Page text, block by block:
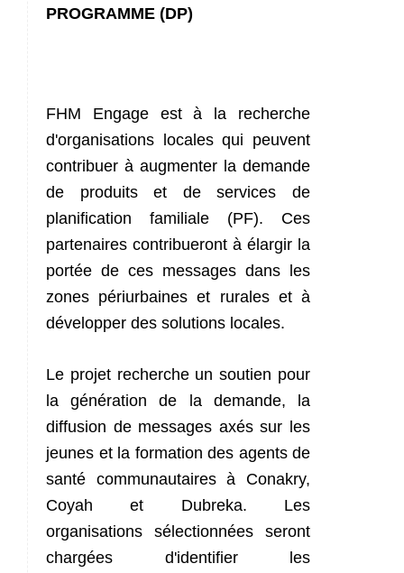
PROGRAMME (DP)
FHM Engage est à la recherche
d'organisations locales qui peuvent
contribuer à augmenter la demande
de produits et de services de
planification familiale (PF). Ces
partenaires contribueront à élargir la
portée de ces messages dans les
zones périurbaines et rurales et à
développer des solutions locales.
Le projet recherche un soutien pour
la génération de la demande, la
diffusion de messages axés sur les
jeunes et la formation des agents de
santé communautaires à Conakry,
Coyah et Dubreka. Les
organisations sélectionnées seront
chargées d'identifier les